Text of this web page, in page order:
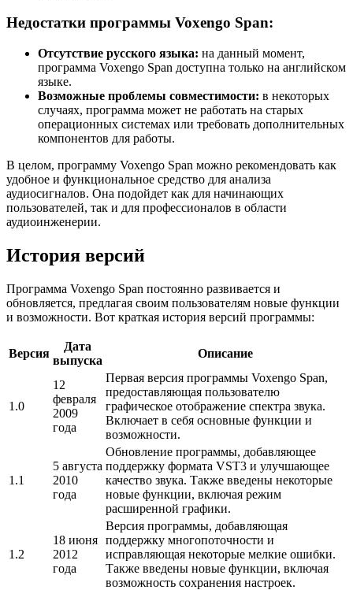
Недостатки программы Voxengo Span:
Отсутствие русского языка: на данный момент,
программа Voxengo Span доступна только на английском
языке.
Возможные проблемы совместимости: в некоторых
случаях, программа может не работать на старых
операционных системах или требовать дополнительных
компонентов для работы.
В целом, программу Voxengo Span можно рекомендовать как
удобное и функциональное средство для анализа
аудиосигналов. Она подойдет как для начинающих
пользователей, так и для профессионалов в области
аудиоинженерии.
История версий
Программа Voxengo Span постоянно развивается и
обновляется, предлагая своим пользователям новые функции
и возможности. Вот краткая история версий программы:
Версия
Дата
выпуска
Описание
1.0
12
февраля
2009
года
Первая версия программы Voxengo Span,
предоставляющая пользователю
графическое отображение спектра звука.
Включает в себя основные функции и
возможности.
1.1
5 августа
2010
года
Обновление программы, добавляющее
поддержку формата VST3 и улучшающее
качество звука. Также введены некоторые
новые функции, включая режим
расширенной графики.
1.2
18 июня
2012
года
Версия программы, добавляющая
поддержку многопоточности и
исправляющая некоторые мелкие ошибки.
Также введены новые функции, включая
возможность сохранения настроек.